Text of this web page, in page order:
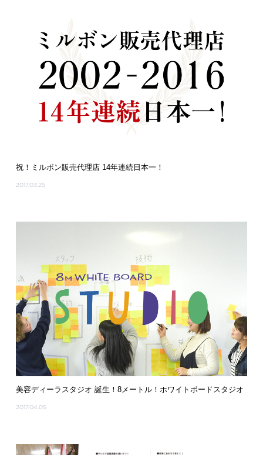
祝！ミルボン販売代理店 14年連続日本一！
2017.03.25
美容ディーラスタジオ 誕生！8メートル！ホワイトボードスタジオ
2017.04.05